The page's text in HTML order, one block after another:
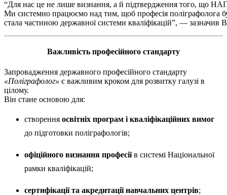
“Для нас це не лише визнання, а й підтвердження того, що
Ми системно працюємо над тим, щоб професія поліграфолога
стала частиною державної системи кваліфікацій”, —
Важливість професійного стандарту
Запровадження державного професійного стандарту
«Поліграфолог» є важливим кроком для розвитку галузі в
цілому.
Він стане основою для:
створення освітніх програм і кваліфікаційних вимог
до підготовки поліграфологів;
офіційного визнання професіїв системі Національної
рамки кваліфікацій;
сертифікації та акредитації навчальних центрів;